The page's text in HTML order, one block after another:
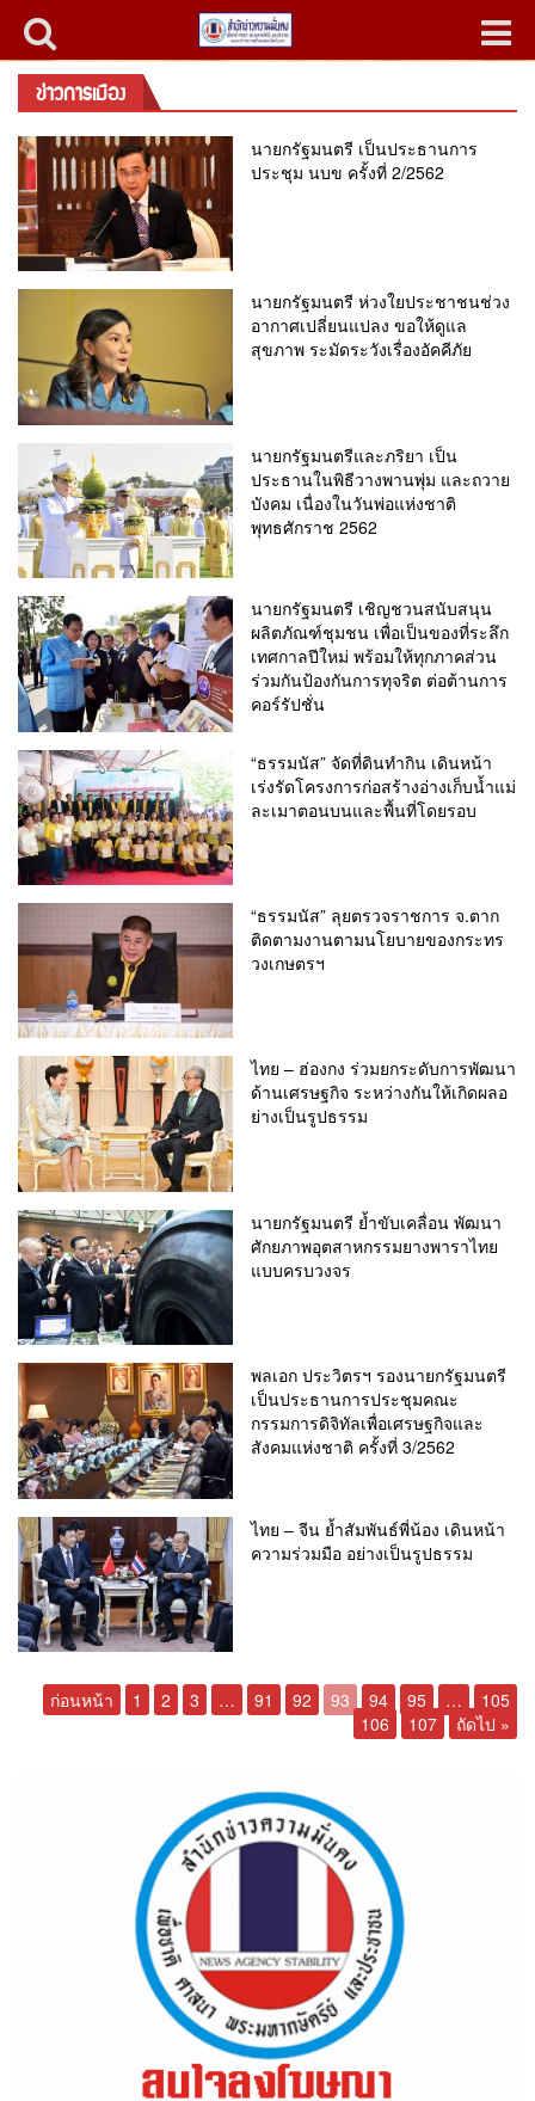
ข่าวการเมือง
นายกรัฐมนตรี เป็นประธานการ
ประชุม นบข ครั้งที่ 2/2562
นายกรัฐมนตรี ห่วงใยประชาชนช่วง
อากาศเปลี่ยนแปลง ขอให้ดูแล
สุขภาพ ระมัดระวังเรื่องอัคคีภัย
นายกรัฐมนตรีและภริยา เป็น
ประธานในพิธีวางพานพุ่ม และถวาย
บังคม เนื่องในวันพ่อแห่งชาติ
พุทธศักราช 2562
นายกรัฐมนตรี เชิญชวนสนับสนุน
ผลิตภัณฑ์ชุมชน เพื่อเป็นของที่ระลึก
เทศกาลปีใหม่ พร้อมให้ทุกภาคส่วน
ร่วมกันป้องกันการทุจริต ต่อต้านการ
คอร์รัปชั่น
“ธรรมนัส” จัดที่ดินทำกิน เดินหน้า
เร่งรัดโครงการก่อสร้างอ่างเก็บน้ำแม่
ละเมาตอนบนและพื้นที่โดยรอบ
“ธรรมนัส” ลุยตรวจราชการ จ.​ตาก
ติดตามงานตามนโยบายของกระทร
วงเกษตรฯ
ไทย – ฮ่องกง ร่วมยกระดับการพัฒนา
ด้านเศรษฐกิจ ระหว่างกันให้เกิดผลอ
ย่างเป็นรูปธรรม
นายกรัฐมนตรี ย้ำขับเคลื่อน พัฒนา
ศักยภาพอุตสาหกรรมยางพาราไทย
แบบครบวงจร
พลเอก ประวิตรฯ รองนายกรัฐมนตรี
เป็นประธานการประชุมคณะ
กรรมการดิจิทัลเพื่อเศรษฐกิจและ
สังคมแห่งชาติ ครั้งที่ 3/2562
ไทย – จีน ย้ำสัมพันธ์พี่น้อง เดินหน้า
ความร่วมมือ อย่างเป็นรูปธรรม
ก่อนหน้า 1 2 3 … 91 92 93 94 95 …
105
106
107 ถัดไป »